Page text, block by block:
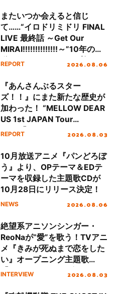
またいつか会えると信じ
て……“イロドリミドリ FINAL
LIVE 最終話 ～Get Our
MIRAI!!!!!!!!!!!!!!～”10年の活
動を経てファイナルを迎える
REPORT 2026.08.06
『あんさんぶるスター
ズ！！』にまた新たな歴史が
加わった！ “MELLOW DEAR
US 1st JAPAN Tour
Final「NICE to meet YOU
ート!!
REPORT 2026.08.03
10月放送アニメ『パンどろぼ
う』より、OPテーマ＆EDテ
ーマを収録した主題歌CDが
10月28日にリリース決定！
NEWS 2026.08.06
絶望系アニソンシンガー・
ReoNaが“愛”を歌う！TVアニ
メ『きみが死ぬまで恋をした
い』オープニング主題歌
「Amore」インタビュー
INTERVIEW 2026.08.03